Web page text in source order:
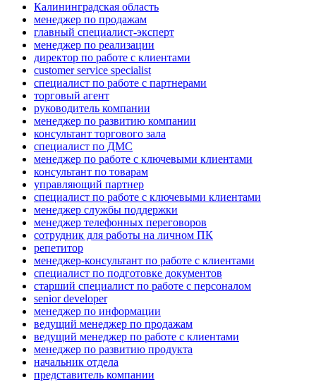
Калининградская область
менеджер по продажам
главный специалист-эксперт
менеджер по реализации
директор по работе с клиентами
customer service specialist
специалист по работе с партнерами
торговый агент
руководитель компании
менеджер по развитию компании
консультант торгового зала
специалист по ДМС
менеджер по работе с ключевыми клиентами
консультант по товарам
управляющий партнер
специалист по работе с ключевыми клиентами
менеджер службы поддержки
менеджер телефонных переговоров
сотрудник для работы на личном ПК
репетитор
менеджер-консультант по работе с клиентами
специалист по подготовке документов
старший специалист по работе с персоналом
senior developer
менеджер по информации
ведущий менеджер по продажам
ведущий менеджер по работе с клиентами
менеджер по развитию продукта
начальник отдела
представитель компании